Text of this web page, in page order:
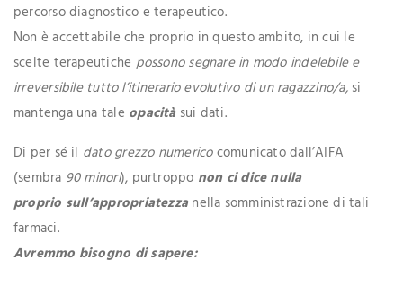
percorso diagnostico e terapeutico.
Non è accettabile che proprio in questo ambito, in cui le
scelte terapeutiche possono segnare in modo indelebile e
irreversibile tutto l’itinerario evolutivo di un ragazzino/a, si
mantenga una tale opacità sui dati.
Di per sé il dato grezzo numericocomunicato dall’AIFA
(sembra 90 minori), purtroppo non ci dice nulla
proprio sull’appropriatezzanella somministrazione di tali
farmaci.
Avremmo bisogno di sapere: